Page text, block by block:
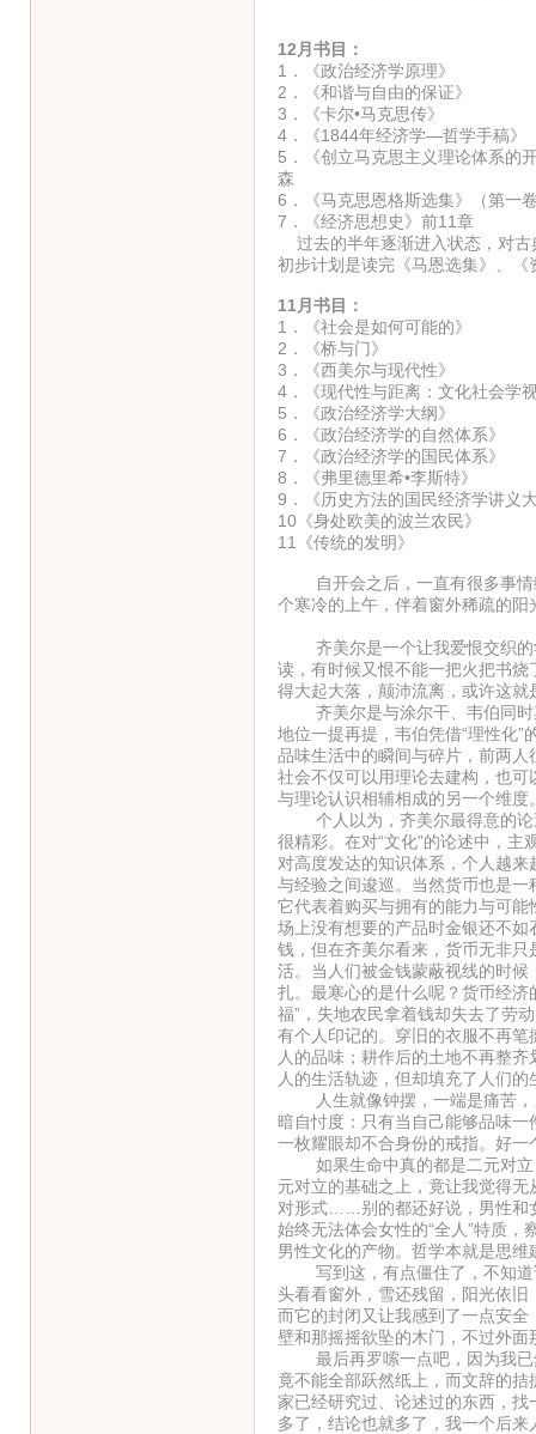
12月书目：
1．《政治经济学原
2．《和谐与自由的
3．《卡尔•马克思
4．《1844年经济学—
5．《创立马克思主义理论
森
6．《马克思恩格斯选集》（
7．《经济思想史》前11
过去的半年逐渐进入状态，对古
初步计划是读完《马恩选集》、
11月书目：
1．《社会是如何可
2．《桥与门》
3．《西美尔与现
4．《现代性与距离：文化社会
5．《政治经济学大
6．《政治经济学的自
7．《政治经济学的国
8．《弗里德里希•李斯
9．《历史方法的国民经济
10《身处欧美的波兰农
11《传统的发明》
自开会之后，一直有很多事情
个寒冷的上午，伴着窗外稀疏的
齐美尔是一个让我爱恨交织的
读，有时候又恨不能一把火把书
得大起大落，颠沛流离，或许这就
齐美尔是与涂尔干、韦伯同时
地位一提再提，韦伯凭借“理性化”
品味生活中的瞬间与碎片，前两
社会不仅可以用理论去建构，也
与理论认识相辅相成的另一个维度
个人以为，齐美尔最得意的论述
很精彩。在对“文化”的论述中，
对高度发达的知识体系，个人越
与经验之间逡巡。当然货币也是一
它代表着购买与拥有的能力与可
场上没有想要的产品时金银还不
钱，但在齐美尔看来，货币无非
活。当人们被金钱蒙蔽视线的时候
扎。最寒心的是什么呢？货币经
福”，失地农民拿着钱却失去了劳
有个人印记的。穿旧的衣服不再
人的品味；耕作后的土地不再整
人的生活轨迹，但却填充了人们的
人生就像钟摆，一端是痛苦，
暗自忖度：只有当自己能够品味
一枚耀眼却不合身份的戒指。好
如果生命中真的都是二元对立
元对立的基础之上，竟让我觉得
对形式……别的都还好说，男性和
始终无法体会女性的“全人”特质
男性文化的产物。哲学本就是思
写到这，有点僵住了，不知道
头看看窗外，雪还残留，阳光依
而它的封闭又让我感到了一点安
壁和那摇摇欲坠的木门，不过外
最后再罗嗦一点吧，因为我已
竟不能全部跃然纸上，而文辞的
家已经研究过、论述过的东西，
多了，结论也就多了，我一个后